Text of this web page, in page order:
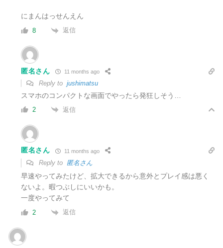
にまんはっせんえん
8 返信
匿名さん 11 months ago
Reply to jushimatsu
スマホのコンパクトな画面でやったら発狂しそう…
2 返信
匿名さん 11 months ago
Reply to 匿名さん
早速やってみたけど、拡大できるから意外とプレイ感は悪く
ないよ。暇つぶしにいいかも。
一度やってみて
2 返信